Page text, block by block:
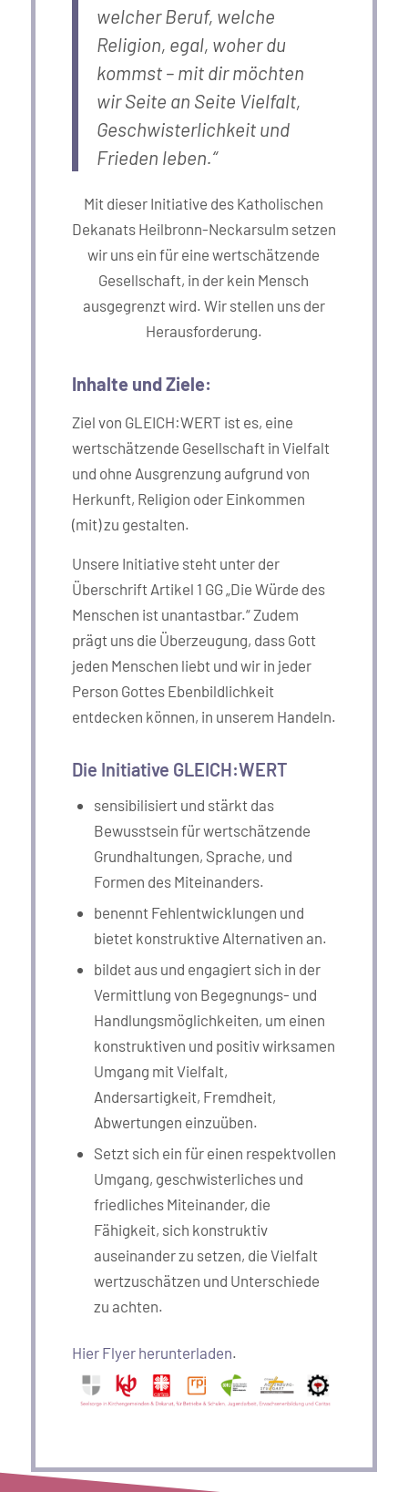
welcher Beruf, welche
Religion, egal, woher du
kommst – mit dir möchten
wir Seite an Seite Vielfalt,
Geschwisterlichkeit und
Frieden leben.“
Mit dieser Initiative des Katholischen
Dekanats Heilbronn-Neckarsulm setzen
wir uns ein für eine wertschätzende
Gesellschaft, in der kein Mensch
ausgegrenzt wird. Wir stellen uns der
Herausforderung.
Inhalte und Ziele:
Ziel von GLEICH:WERT ist es, eine
wertschätzende Gesellschaft in Vielfalt
und ohne Ausgrenzung aufgrund von
Herkunft, Religion oder Einkommen
(mit) zu gestalten.
Unsere Initiative steht unter der
Überschrift Artikel 1 GG „Die Würde des
Menschen ist unantastbar.“ Zudem
prägt uns die Überzeugung, dass Gott
jeden Menschen liebt und wir in jeder
Person Gottes Ebenbildlichkeit
entdecken können, in unserem Handeln.
Die Initiative GLEICH:WERT
sensibilisiert und stärkt das
Bewusstsein für wertschätzende
Grundhaltungen, Sprache, und
Formen des Miteinanders.
benennt Fehlentwicklungen und
bietet konstruktive Alternativen an.
bildet aus und engagiert sich in der
Vermittlung von Begegnungs- und
Handlungsmöglichkeiten, um einen
konstruktiven und positiv wirksamen
Umgang mit Vielfalt,
Andersartigkeit, Fremdheit,
Abwertungen einzuüben.
Setzt sich ein für einen respektvollen
Umgang, geschwisterliches und
friedliches Miteinander, die
Fähigkeit, sich konstruktiv
auseinander zu setzen, die Vielfalt
wertzuschätzen und Unterschiede
zu achten.
Hier Flyer herunterladen.